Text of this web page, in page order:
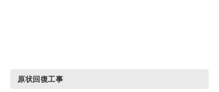
原状回復工事